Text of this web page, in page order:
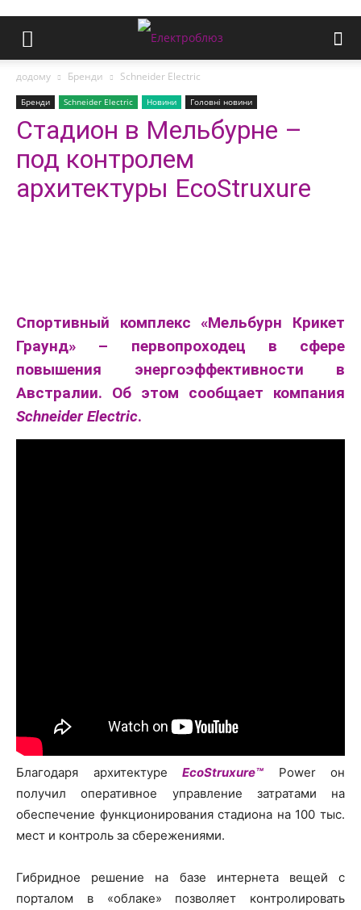
додому Бренди Schneider Electric
Бренди Schneider Electric Новини Головні новини
Cтадион в Мельбурне –
под контролем
архитектуры EcoStruxure
Спортивный комплекс «Мельбурн Крикет
Граунд» – первопроходец в сфере
повышения энергоэффективности в
Австралии. Об этом сообщает компания
Schneider Electric.
Благодаря архитектуре EcoStruxure™ Power он
получил оперативное управление затратами на
обеспечение функционирования стадиона на 100 тыс.
мест и контроль за сбережениями.
Гибридное решение на базе интернета вещей с
порталом в «облаке» позволяет контролировать